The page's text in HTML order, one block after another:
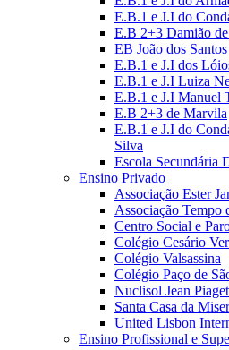
E.B.1 e J.I do
E.B 2+3 Damião
EB João dos Santos
E.B.1 e J.I dos
E.B.1 e J.I Luiza
E.B.1 e J.I Manuel
E.B 2+3 de Marvila
E.B.1 e J.I do
Silva
Escola Secundária
Ensino Privado
Associação Ester
Associação Tempo
Centro Social e
Colégio Cesário
Colégio Valsassina
Colégio Paço de
Nuclisol Jean Piaget
Santa Casa da
United Lisbon
Ensino Profissional e